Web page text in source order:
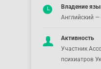
Владение
Английский
Активность
Участник
психиатров